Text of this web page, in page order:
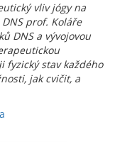
vliv jógy na
prof. Koláře
DNS a vývojovou
fyzický stav každého
jak cvičit, a